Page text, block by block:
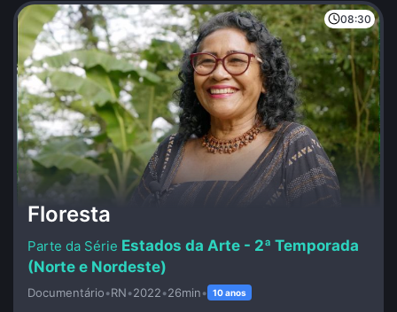
08:30
Floresta
Estados da Arte - 2ª Temporada
(Norte e Nordeste)
Documentário•RN•2022•26min• 10 anos